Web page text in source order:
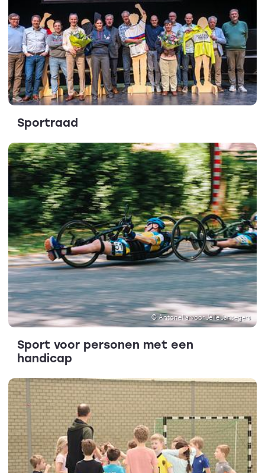
Sportraad
© Antonella voor Jelle Jansegers
Sport voor personen met een
handicap